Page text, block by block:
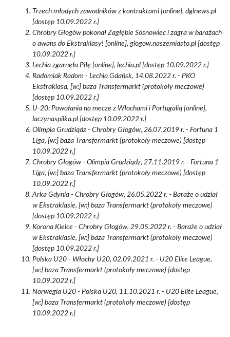
Trzech młodych zawodników z kontraktami [online], dglnews.pl
[dostęp 10.09.2022 r.]
Chrobry Głogów pokonał Zagłębie Sosnowiec i zagra w barażach
o awans do Ekstraklasy! [online], glogow.naszemiasto.pl [dostęp
10.09.2022 r.]
Lechia zgarnęła Piłę [online], lechia.pl [dostęp 10.09.2022 r.]
Radomiak Radom - Lechia Gdańsk, 14.08.2022 r. - PKO
Ekstraklasa, [w:] baza Transfermarkt (protokoły meczowe)
[dostęp 10.09.2022 r.]
U-20: Powołania na mecze z Włochami i Portugalią [online],
laczynaspilka.pl [dostęp 10.09.2022 r.]
Olimpia Grudziądz - Chrobry Głogów, 26.07.2019 r. - Fortuna 1
Liga, [w:] baza Transfermarkt (protokoły meczowe) [dostęp
10.09.2022 r.]
Chrobry Głogów - Olimpia Grudziądz, 27.11.2019 r. - Fortuna 1
Liga, [w:] baza Transfermarkt (protokoły meczowe) [dostęp
10.09.2022 r.]
Arka Gdynia - Chrobry Głogów, 26.05.2022 r. - Baraże o udział
w Ekstraklasie, [w:] baza Transfermarkt (protokoły meczowe)
[dostęp 10.09.2022 r.]
Korona Kielce - Chrobry Głogów, 29.05.2022 r. - Baraże o udział
w Ekstraklasie, [w:] baza Transfermarkt (protokoły meczowe)
[dostęp 10.09.2022 r.]
Polska U20 - Włochy U20, 02.09.2021 r. - U20 Elite League,
[w:] baza Transfermarkt (protokoły meczowe) [dostęp
10.09.2022 r.]
Norwegia U20 - Polska U20, 11.10.2021 r. - U20 Elite League,
[w:] baza Transfermarkt (protokoły meczowe) [dostęp
10.09.2022 r.]